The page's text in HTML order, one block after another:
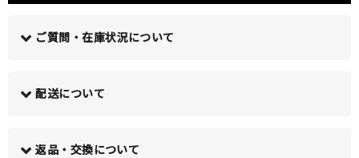
ご質問・在庫状況について
配送について
返品・交換について